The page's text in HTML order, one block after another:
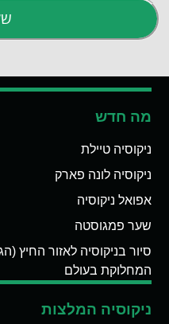
מה חדש
ניקוסיה טיילת
ניקוסיה לונה פארק
אפואל ניקוסיה
שער פמגוסטה
סיור בניקוסיה לאזור החיץ
המחלוקת בעולם
ניקוסיה המלצות